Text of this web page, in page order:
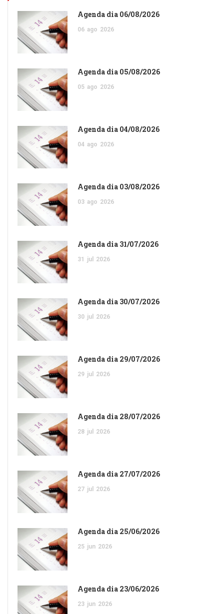
Agenda dia 06/08/2026
06 ago 2026
Agenda dia 05/08/2026
05 ago 2026
Agenda dia 04/08/2026
04 ago 2026
Agenda dia 03/08/2026
03 ago 2026
Agenda dia 31/07/2026
31 jul 2026
Agenda dia 30/07/2026
30 jul 2026
Agenda dia 29/07/2026
29 jul 2026
Agenda dia 28/07/2026
28 jul 2026
Agenda dia 27/07/2026
27 jul 2026
Agenda dia 25/06/2026
25 jun 2026
Agenda dia 23/06/2026
23 jun 2026